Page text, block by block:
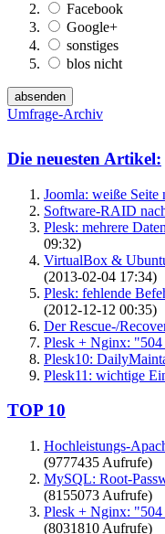
Facebook
Google+
sonstiges
blos nicht
Umfrage-Archiv
Die neuesten Artikel:
Joomla: weiße Seite
Software-RAID
Plesk: mehrere
09:32)
VirtualBox &
(2013-02-04 17:34)
Plesk: fehlende
(2012-12-12 00:35)
Der Rescue-/
Plesk + Nginx:
Plesk10:
Plesk11: wichtige
TOP 10
Hochleistungs-
(9777435 Aufrufe)
MySQL: Root-
(8155073 Aufrufe)
Plesk + Nginx:
(8031810 Aufrufe)